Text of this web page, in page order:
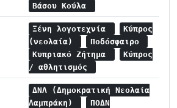
Βάσου Κούλα
Ξένη λογοτεχνία
Κύπρος
(νεολαία)
Ποδόσφαιρο
Κυπριακό Ζήτημα
Κύπρος
/ αθλητισμός
ΔΝΛ (Δημοκρατική Νεολαία
Λαμπράκη)
ΠΟΔΝ